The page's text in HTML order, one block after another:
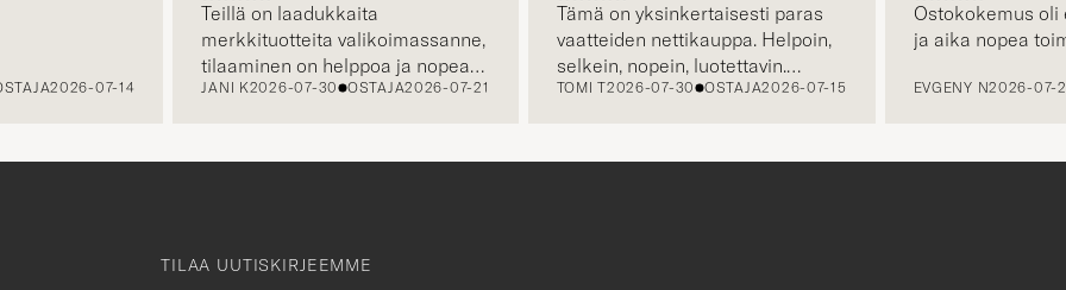
2026-07-14
Teillä on laadukkaita
merkkituotteita valikoimassanne,
tilaaminen on helppoa ja nopeaa,
sekä asiakaspalvelustanne saa
JANI K 2026-07-30 OSTAJA2026-07-21
Tämä on yksinkertaisesti paras
vaatteiden nettikauppa. Helpoin,
selkein, nopein, luotettavin.
Erityisen hienoa että kuljetus on
TOMI T2026-07-30 OSTAJA2026-07-15
Ostokokemus oli
ja aika nopea
EVGENY N2026-07-24
TILAA UUTISKIRJEEMME